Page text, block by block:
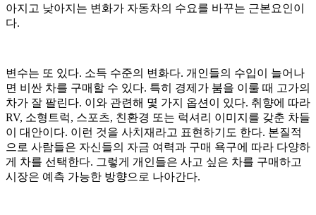
아지고 낮아지는 변화가 자동차의 수요를 바꾸는 근본요인이
다.
변수는 또 있다. 소득 수준의 변화다. 개인들의 수입이 늘어나
면 비싼 차를 구매할 수 있다. 특히 경제가 붐을 이룰 때 고가의
차가 잘 팔린다. 이와 관련해 몇 가지 옵션이 있다. 취향에 따라
RV, 소형트럭, 스포츠, 친환경 또는 럭셔리 이미지를 갖춘 차들
이 대안이다. 이런 것을 사치재라고 표현하기도 한다. 본질적
으로 사람들은 자신들의 자금 여력과 구매 욕구에 따라 다양하
게 차를 선택한다. 그렇게 개인들은 사고 싶은 차를 구매하고
시장은 예측 가능한 방향으로 나아간다.